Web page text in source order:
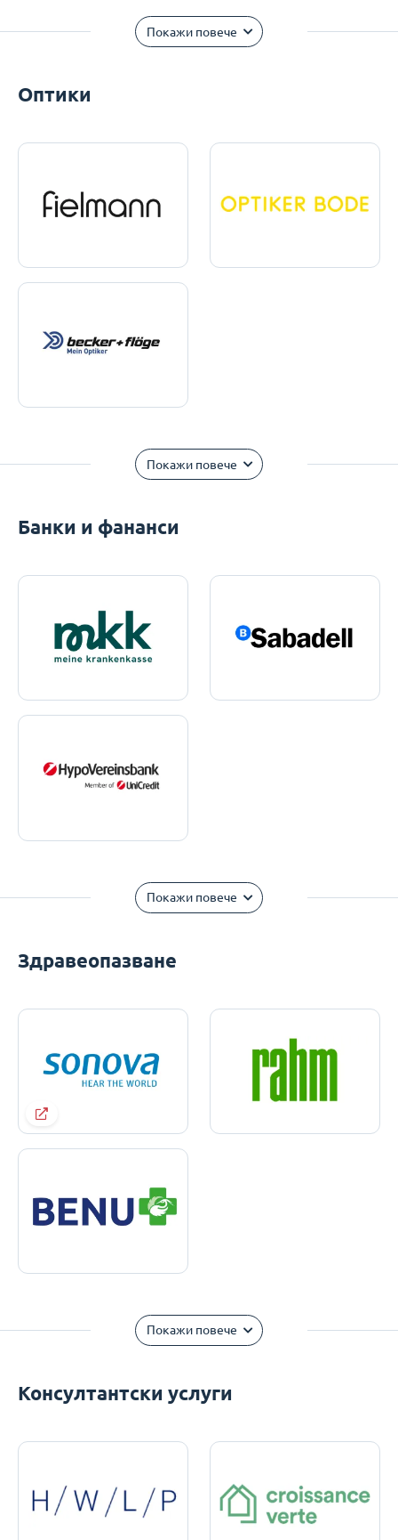
Покажи повече
Оптики
Покажи повече
Банки и фананси
Покажи повече
Здравеопазване
Покажи повече
Консултантски услуги